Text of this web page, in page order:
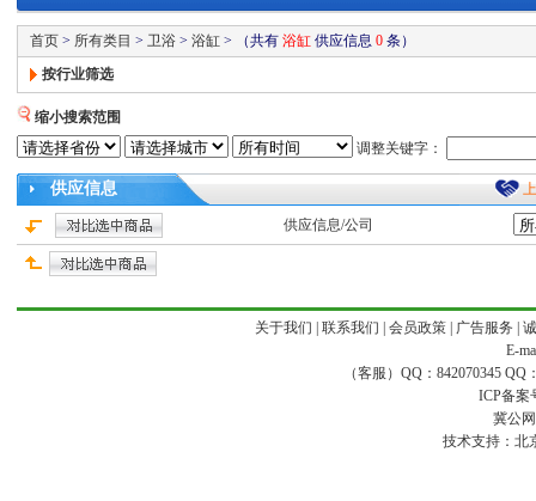
首页 > 所有类目 > 卫浴 > 浴缸 > （共有 浴缸 供应信息 0 条）
按行业筛选
缩小搜索范围
调整关键字：
供应信息
供应信息/公司
关于我们 联系我们 会员政策| 广告服务
E-
（客服）QQ：842070345 QQ
ICP备案
冀公
技术支持： 北